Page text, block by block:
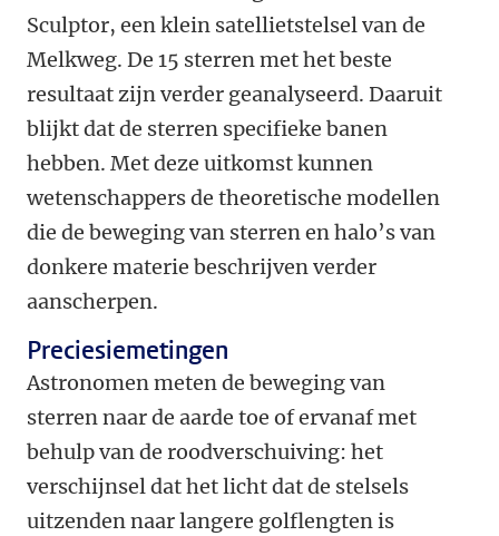
Sculptor, een klein satellietstelsel van de
Melkweg. De 15 sterren met het beste
resultaat zijn verder geanalyseerd. Daaruit
blijkt dat de sterren specifieke banen
hebben. Met deze uitkomst kunnen
wetenschappers de theoretische modellen
die de beweging van sterren en halo’s van
donkere materie beschrijven verder
aanscherpen.
Preciesiemetingen
Astronomen meten de beweging van
sterren naar de aarde toe of ervanaf met
behulp van de roodverschuiving: het
verschijnsel dat het licht dat de stelsels
uitzenden naar langere golflengten is